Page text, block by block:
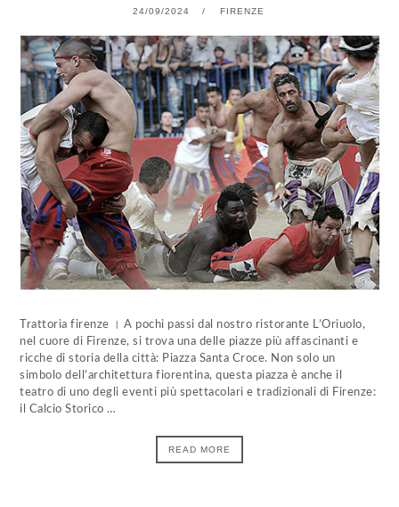
24/09/2024 22/10/2024
FIRENZE
Trattoria firenze । A pochi passi dal nostro ristorante L’Oriuolo,
nel cuore di Firenze, si trova una delle piazze più affascinanti e
ricche di storia della città: Piazza Santa Croce. Non solo un
simbolo dell’architettura fiorentina, questa piazza è anche il
teatro di uno degli eventi più spettacolari e tradizionali di Firenze:
il Calcio Storico …
READ MORE